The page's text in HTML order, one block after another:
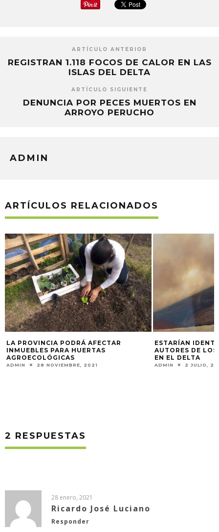
ARTÍCULO ANTERIOR
REGISTRAN 1.118 FOCOS DE CALOR EN LAS
ISLAS DEL DELTA
ARTÍCULO SIGUIENTE
DENUNCIA POR PECES MUERTOS EN
ARROYO PERUCHO
ADMIN
ARTÍCULOS RELACIONADOS
LA PROVINCIA PODRÁ AFECTAR
INMUEBLES PARA HUERTAS
AGROECOLÓGICAS
ADMIN 28 NOVIEMBRE, 2021
ESTARÍAN
AUTORES DE
EN EL DELTA
ADMIN 2 JULIO,
2 RESPUESTAS
28 enero, 2021
Ricardo José Luciano
Responder